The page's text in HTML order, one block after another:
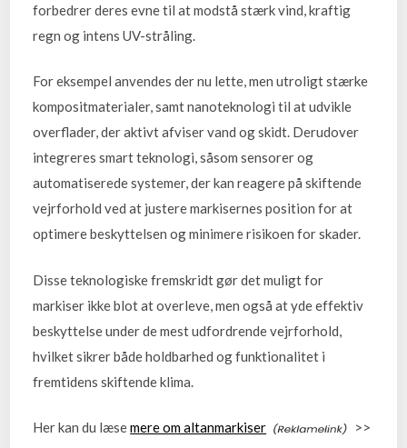
forbedrer deres evne til at modstå stærk vind, kraftig
regn og intens UV-stråling.
For eksempel anvendes der nu lette, men utroligt stærke
kompositmaterialer, samt nanoteknologi til at udvikle
overflader, der aktivt afviser vand og skidt. Derudover
integreres smart teknologi, såsom sensorer og
automatiserede systemer, der kan reagere på skiftende
vejrforhold ved at justere markisernes position for at
optimere beskyttelsen og minimere risikoen for skader.
Disse teknologiske fremskridt gør det muligt for
markiser ikke blot at overleve, men også at yde effektiv
beskyttelse under de mest udfordrende vejrforhold,
hvilket sikrer både holdbarhed og funktionalitet i
fremtidens skiftende klima.
Her kan du læsemere om altanmarkiser >>